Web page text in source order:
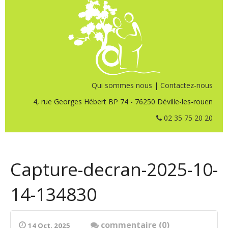
Qui sommes nous | Contactez-nous
4, rue Georges Hébert BP 74 - 76250 Déville-les-rouen
02 35 75 20 20
Capture-decran-2025-10-
14-134830
14 Oct. 2025
commentaire (0)